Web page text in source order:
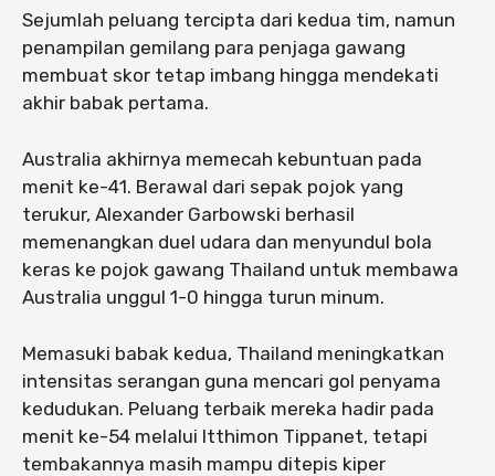
Sejumlah peluang tercipta dari kedua tim, namun
penampilan gemilang para penjaga gawang
membuat skor tetap imbang hingga mendekati
akhir babak pertama.
Australia akhirnya memecah kebuntuan pada
menit ke-41. Berawal dari sepak pojok yang
terukur, Alexander Garbowski berhasil
memenangkan duel udara dan menyundul bola
keras ke pojok gawang Thailand untuk membawa
Australia unggul 1-0 hingga turun minum.
Memasuki babak kedua, Thailand meningkatkan
intensitas serangan guna mencari gol penyama
kedudukan. Peluang terbaik mereka hadir pada
menit ke-54 melalui Itthimon Tippanet, tetapi
tembakannya masih mampu ditepis kiper